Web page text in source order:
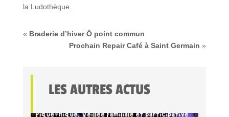
la Ludothèque.
« Braderie d’hiver Ô point commun
Prochain Repair Café à Saint Germain »
LES AUTRES ACTUS